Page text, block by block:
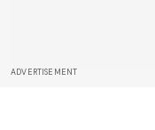
ADVERTISEMENT